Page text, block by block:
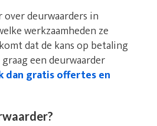
deurwaarders in
werkzaamheden ze
dat de kans op betaling
een deurwaarder
dan gratis offertes en